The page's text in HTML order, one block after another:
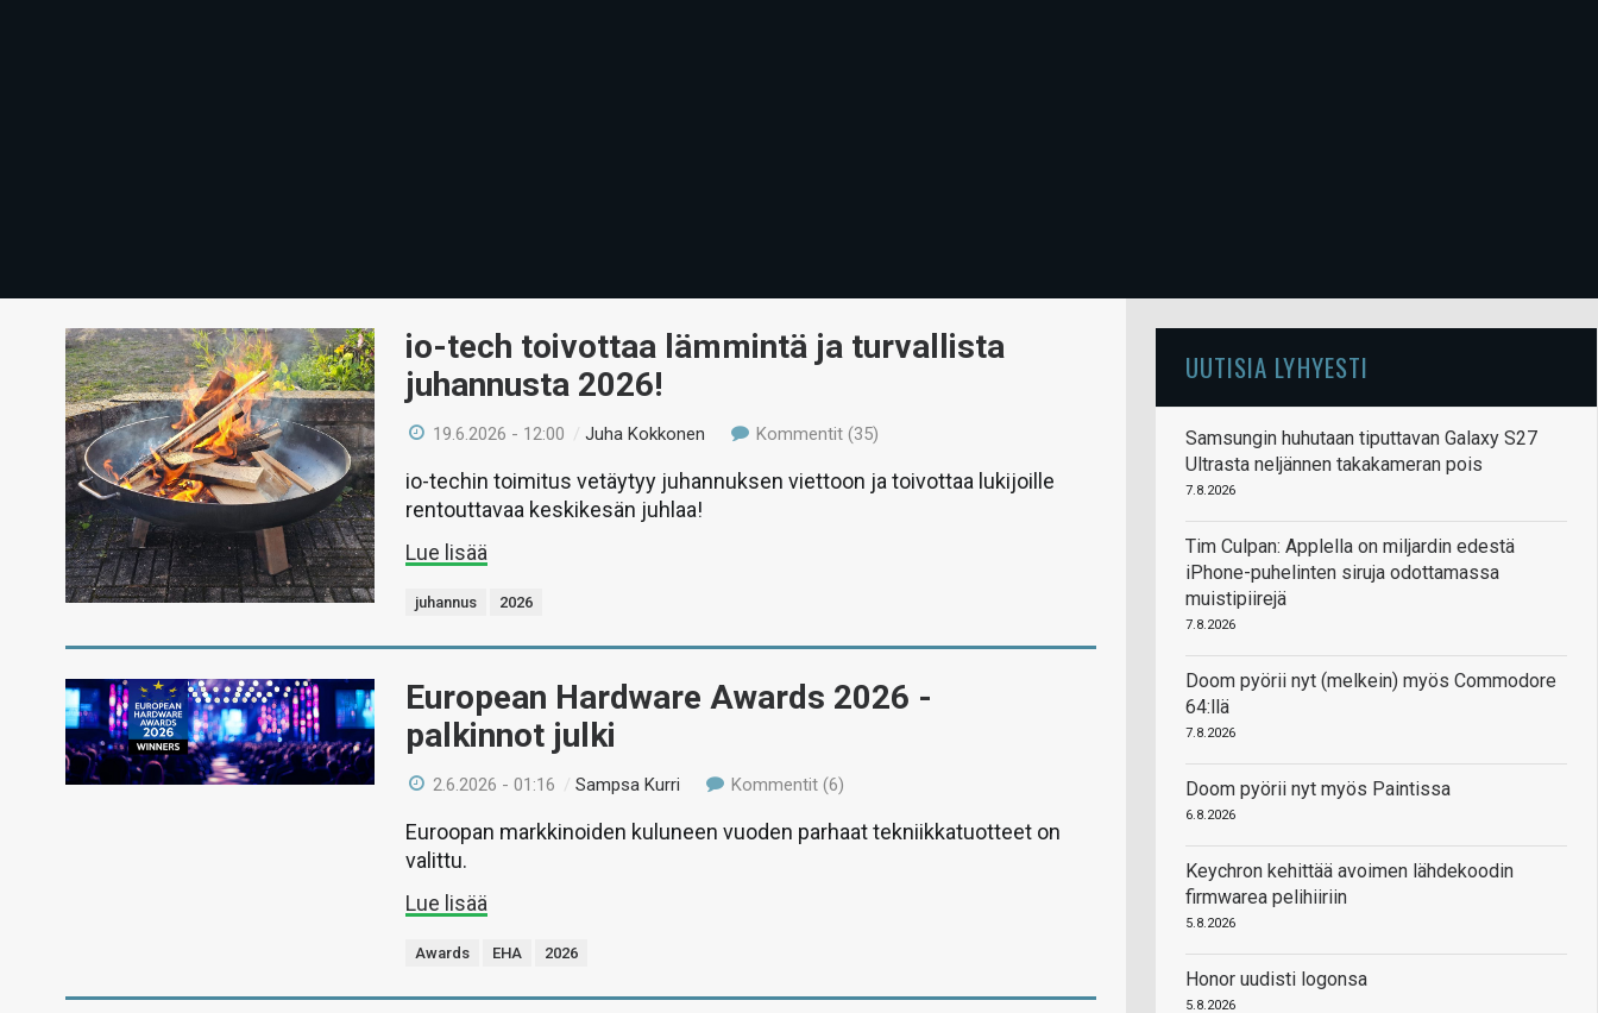
io-tech toivottaa lämmintä ja turvallista
juhannusta 2026!
19.6.2026 - 12:00 /Juha Kokkonen Kommentit (35)
io-techin toimitus vetäytyy juhannuksen viettoon ja toivottaa lukijoille
rentouttavaa keskikesän juhlaa!
Lue lisää
juhannus 2026
European Hardware Awards 2026 -
palkinnot julki
2.6.2026 - 01:16 /Sampsa Kurri Kommentit (6)
Euroopan markkinoiden kuluneen vuoden parhaat tekniikkatuotteet on
valittu.
Lue lisää
Awards EHA 2026
UUTISIA LYHYESTI
Samsungin huhutaan tiputtavan Galaxy S27
Ultrasta neljännen takakameran pois
7.8.2026
Tim Culpan: Applella on miljardin edestä
iPhone-puhelinten siruja odottamassa
muistipiirejä
7.8.2026
Doom pyörii nyt (melkein) myös Commodore
64:llä
7.8.2026
Doom pyörii nyt myös Paintissa
6.8.2026
Keychron kehittää avoimen lähdekoodin
firmwarea pelihiiriin
5.8.2026
Honor uudisti logonsa
5.8.2026